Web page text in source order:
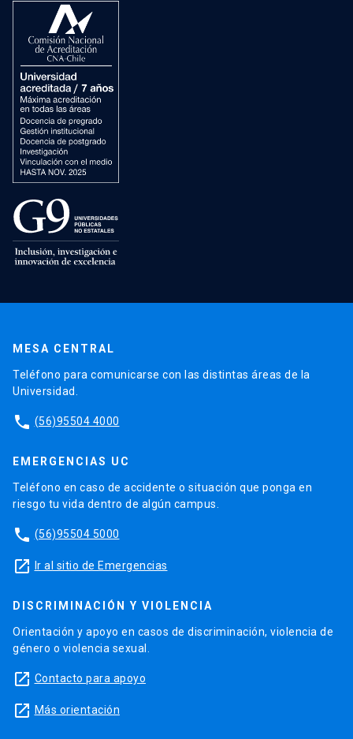
MESA CENTRAL
Teléfono para comunicarse con las distintas áreas de la
Universidad.
phone (56)95504 4000
EMERGENCIAS UC
Teléfono en caso de accidente o situación que ponga en
riesgo tu vida dentro de algún campus.
phone (56)95504 5000
launch Ir al sitio de Emergencias
DISCRIMINACIÓN Y VIOLENCIA
Orientación y apoyo en casos de discriminación, violencia de
género o violencia sexual.
launch Contacto para apoyo
launch Más orientación